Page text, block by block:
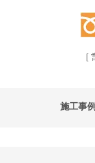
[
施工事例